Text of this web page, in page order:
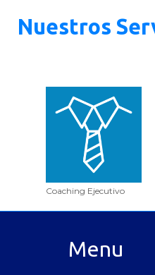
Nuestros
Coaching Ejecutivo
Menu